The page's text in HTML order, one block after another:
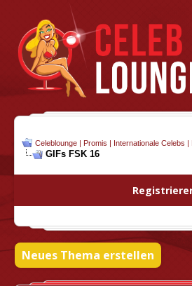
Celeblounge | Promis | Internationale Celebs
GIFs FSK 16
Neues Thema erstellen